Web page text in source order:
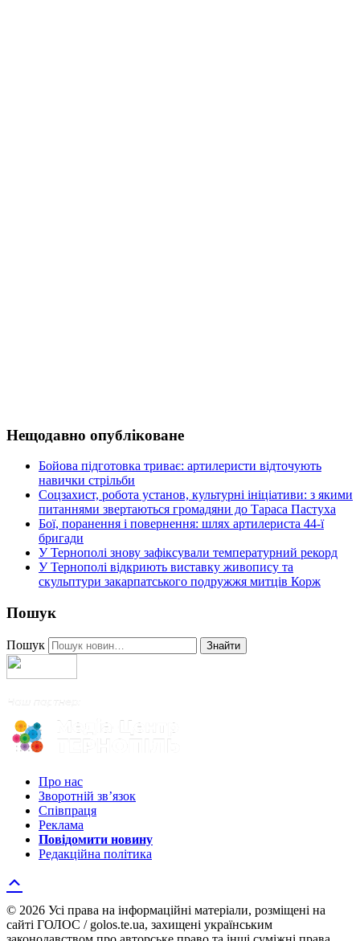
Нещодавно опубліковане
Бойова підготовка триває: артилеристи відточують
навички стрільби
Соцзахист, робота установ, культурні ініціативи: з якими
питаннями звертаються громадяни до Тараса Пастуха
Бої, поранення і повернення: шлях артилериста 44-ї
бригади
У Тернополі знову зафіксували температурний рекорд
У Тернополі відкриють виставку живопису та
скульптури закарпатського подружжя митців Корж
Пошук
Пошук Знайти
Про нас
Зворотній зв’язок
Співпраця
Реклама
Повідомити новину
Редакційна політика
© 2026 Усі права на інформаційні матеріали, розміщені на
сайті ГОЛОС / golos.te.ua, захищені українським